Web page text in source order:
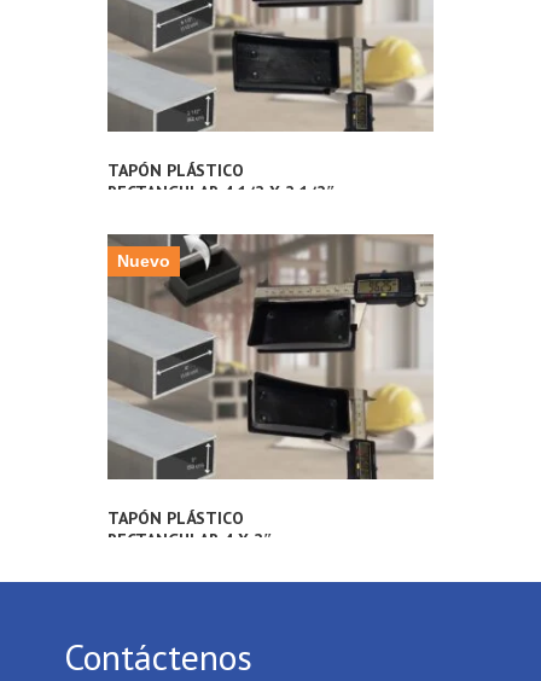
TAPÓN PLÁSTICO
RECTANGULAR 4 1/2 X 2 1/2″
TUBERÍA METÁLICA
Nuevo
TAPÓN PLÁSTICO
RECTANGULAR 4 X 2″
TUBERÍA METÁLICA
Contáctenos